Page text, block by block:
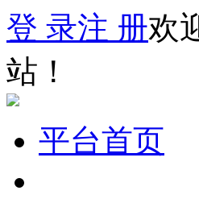
登 录注 册欢
站！
平台首页